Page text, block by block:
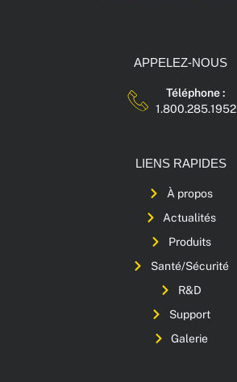
APPELEZ-NOUS
Téléphone :
1.800.285.1952
LIENS RAPIDES
À propos
Actualités
Produits
Santé/Sécurité
R&D
Support
Galerie